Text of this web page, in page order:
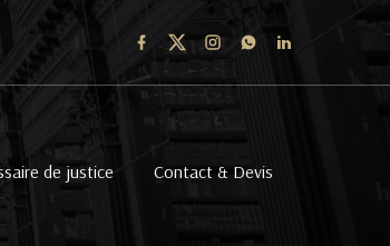
de justice Contact & Devis